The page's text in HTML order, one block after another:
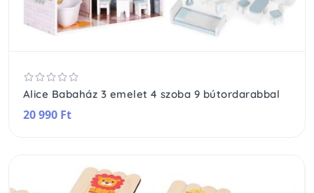
Alice Babaház 3 emelet 4 szoba 9 bútordarabbal
20 990 Ft